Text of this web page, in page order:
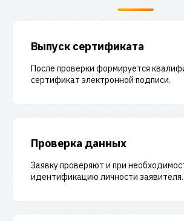
Выпуск сертификата
После проверки формируется
сертификат электронной подписи.
Проверка данных
Заявку проверяют и при
идентификацию личности заявителя.